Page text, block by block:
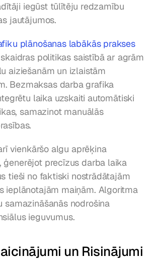
iegūst tūlītēju redzamību
jautājumos.
plānošanas labākās prakses
politikas saistībā ar agrām
aiziešanām un izlaistām
Bezmaksas darba grafika
laika uzskaiti automātiski
samazinot manuālās
vienkāršo algu aprēķina
ģenerējot precīzus darba laika
tieši no faktiski nostrādātajām
ieplānotajām maiņām. Algoritma
samazināšanās nodrošina
ieguvumus.
un Risinājumi